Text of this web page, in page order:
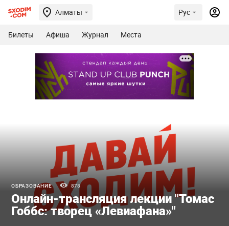
Алматы Рус
Билеты Афиша Журнал Места
ОБРАЗОВАНИЕ 878
Онлайн-трансляция лекции "Томас
Гоббс: творец «Левиафана»"